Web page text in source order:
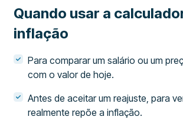
Quando usar a
inflação
Para comparar um salário ou um
com o valor de hoje.
Antes de aceitar um reajuste, para
realmente repõe a inflação.